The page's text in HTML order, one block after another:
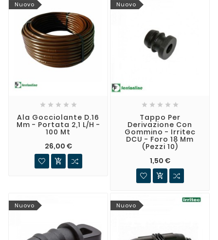
Nuovo
    
Ala Gocciolante D.16
Mm - Portata 2,1 L/h -
100 Mt
26,00 €

Nuovo
    
Tappo Per
Derivazione Con
Gommino - Irritec
DCU - Foro 18 Mm
(Pezzi 10)
1,50 €

Nuovo Nuovo